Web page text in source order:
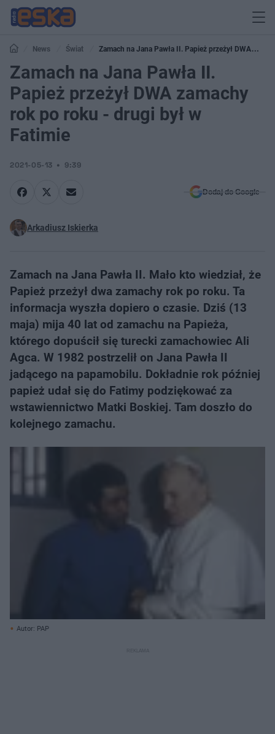
News Świat
Zamach na Jana Pawła II. Papież przeżył DWA
zamachy rok po roku - drugi był w Fatimie
Zamach na Jana Pawła II.
Papież przeżył DWA zamachy
rok po roku - drugi był w
Fatimie
2021-05-13 9:39
Dodaj do Google
Arkadiusz Iskierka
Zamach na Jana Pawła II. Mało kto wiedział, że
Papież przeżył dwa zamachy rok po roku. Ta
informacja wyszła dopiero o czasie. Dziś (13
maja) mija 40 lat od zamachu na Papieża,
którego dopuścił się turecki zamachowiec Ali
Agca. W 1982 postrzelił on Jana Pawła II
jadącego na papamobilu. Dokładnie rok później
papież udał się do Fatimy podziękować za
wstawiennictwo Matki Boskiej. Tam doszło do
kolejnego zamachu.
Autor: PAP